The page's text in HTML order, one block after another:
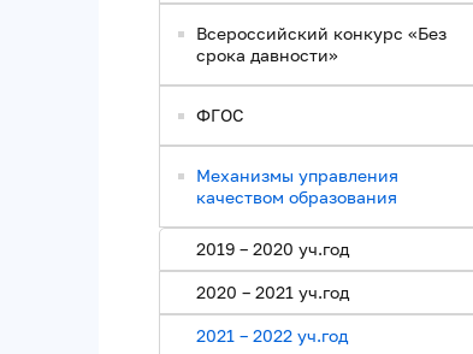
Всероссийский конкурс «Без
срока давности»
ФГОС
Механизмы управления
качеством образования
2019 – 2020 уч.год
2020 – 2021 уч.год
2021 – 2022 уч.год